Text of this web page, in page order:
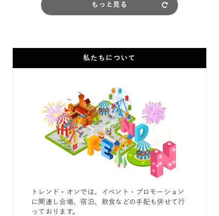
もっと見る
私たちについて
トレンド・オンでは、イベント・プロモーション
に関連し会場、宿泊、飲食などの手配も併せて行
っております。